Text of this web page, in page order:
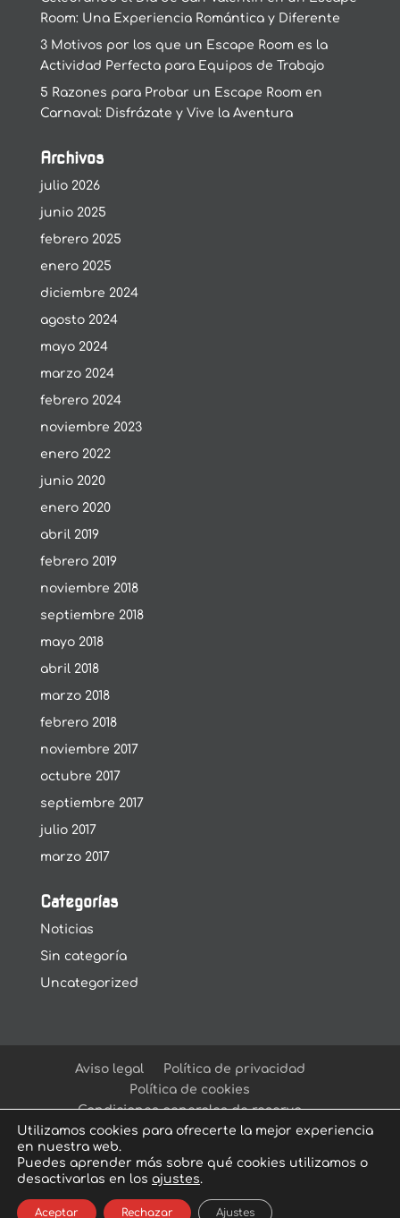
Room: Una Experiencia Romántica y Diferente
3 Motivos por los que un Escape Room es la
Actividad Perfecta para Equipos de Trabajo
5 Razones para Probar un Escape Room en
Carnaval: Disfrázate y Vive la Aventura
Archivos
julio 2026
junio 2025
febrero 2025
enero 2025
diciembre 2024
agosto 2024
mayo 2024
marzo 2024
febrero 2024
noviembre 2023
enero 2022
junio 2020
enero 2020
abril 2019
febrero 2019
noviembre 2018
septiembre 2018
mayo 2018
abril 2018
marzo 2018
febrero 2018
noviembre 2017
octubre 2017
septiembre 2017
julio 2017
marzo 2017
Categorías
Noticias
Sin categoría
Uncategorized
Aviso legal
Política de privacidad
Política de cookies
Condiciones generales de reserva
© Arcadia Escape Room| Escape Room en
Utilizamos cookies para ofrecerte la mejor experiencia
en nuestra web.
Puedes aprender más sobre qué cookies utilizamos o
desactivarlas en los ajustes.
Aceptar Rechazar Ajustes